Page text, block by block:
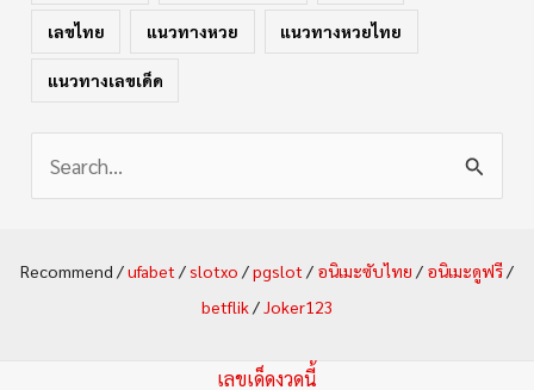
เลขไทย แนวทางหวย แนวทางหวยไทย
แนวทางเลขเด็ด
Recommend /ufabet /slotxo /pgslot / อนิเมะซับไทย / อนิเมะดูฟรี/
betflik/Joker123
เลขเด็ดงวดนี้